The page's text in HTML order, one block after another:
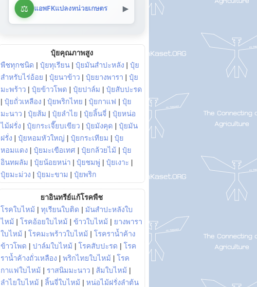
⚖️ แอพFKแปลงหน่วยเกษตร ▶
ปุ๋ยคุณภาพสูง
พืชทุกชนิด | ปุ๋ยทุเรียน | ปุ๋ยมันสำปะหลัง | ปุ๋ย
สำหรับไร่อ้อย | ปุ๋ยนาข้าว | ปุ๋ยยางพารา | ปุ๋ย
มะพร้าว | ปุ๋ยข้าวโพด | ปุ๋ยปาล์ม | ปุ๋ยสับปะรด
| ปุ๋ยถั่วเหลือง | ปุ๋ยพริกไทย | ปุ๋ยกาแฟ | ปุ๋ย
มะนาว | ปุ๋ยส้ม | ปุ๋ยลำไย | ปุ๋ยลิ้นจี่ | ปุ๋ยหน่อ
ไม้ฝรั่ง | ปุ๋ยกระเจี๊ยบเขียว | ปุ๋ยมังคุด | ปุ๋ยมัน
ฝรั่ง | ปุ๋ยหอมหัวใหญ่ | ปุ๋ยกระเทียม | ปุ๋ย
หอมแดง | ปุ๋ยมะเขือเทศ | ปุ๋ยกล้วยไม้ | ปุ๋ย
อินทผลัม | ปุ๋ยน้อยหน่า | ปุ๋ยชมพู่ | ปุ๋ยเงาะ |
ปุ๋ยมะม่วง | ปุ๋ยมะขาม | ปุ๋ยพริก
ยาอินทรีย์แก้โรคพืช
โรคใบไหม้ | ทุเรียนใบติด | มันสำปะหลังใบ
ไหม้ | โรคอ้อยใบไหม้ | ข้าวใบไหม้ | ยางพารา
ใบไหม้ | โรคมะพร้าวใบไหม้ | โรคราน้ำค้าง
ข้าวโพด | ปาล์มใบไหม้ | โรคสับปะรด | โรค
ราน้ำค้างถั่วเหลือง | พริกไทยใบไหม้ | โรค
กาแฟใบไหม้ | ราสนิมมะนาว | ส้มใบไหม้ |
ลำไยใบไหม้ | ลิ้นจี่ใบไหม้ | หน่อไม้ฝรั่งลำต้น